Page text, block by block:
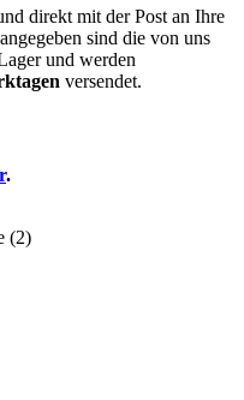
direkt mit der Post an Ihre
sind die von uns
und werden
versendet.
.